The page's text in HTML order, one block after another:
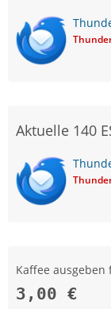
Aktuelle 140
Kaffee ausgeben
3,00 €